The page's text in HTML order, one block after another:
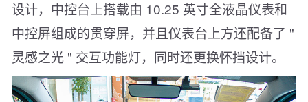
设计，中控台上搭载由 10.25 英寸全液晶仪表和
中控屏组成的贯穿屏，并且仪表台上方还配备了 "
灵感之光 " 交互功能灯，同时还更换怀挡设计。